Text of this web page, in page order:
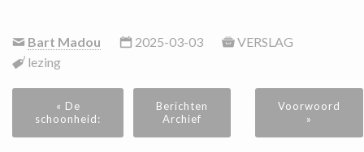
Bart Madou 2025-03-03
VERSLAG
lezing
« De
schoonheid:
Berichten
Archief
Voorwoord
»